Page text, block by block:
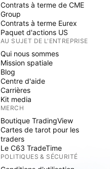
Contrats à terme de CME
Group
Contrats à terme Eurex
Paquet d'actions US
AU SUJET DE L'ENTREPRISE
Qui nous sommes
Mission spatiale
Blog
Centre d'aide
Carrières
Kit media
MERCH
Boutique TradingView
Cartes de tarot pour les
traders
Le C63 TradeTime
POLITIQUES & SÉCURITÉ